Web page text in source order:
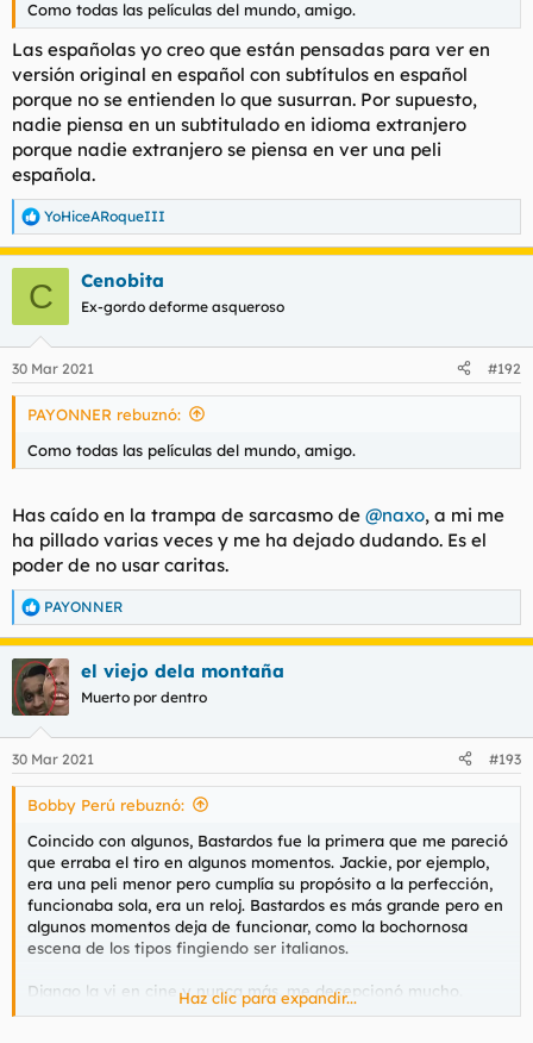
Como todas las películas del mundo, amigo.
Las españolas yo creo que están pensadas para ver en
versión original en español con subtítulos en español
porque no se entienden lo que susurran. Por supuesto,
nadie piensa en un subtitulado en idioma extranjero
porque nadie extranjero se piensa en ver una peli
española.
R
e
a
e
s
YoHiceARoqueIII
C Cenobita
Ex-gordo deforme asqueroso
30 Mar 2021 #192
PAYONNER rebuznó:
Como todas las películas del mundo, amigo.
Has caído en la trampa de sarcasmo de @naxo, a mi me
ha pillado varias veces y me ha dejado dudando. Es el
poder de no usar caritas.
R
e
a
c
c
i
e
s
PAYONNER
el viejo dela montaña
Muerto por dentro
30 Mar 2021 #193
Bobby Perú rebuznó:
Coincido con algunos, Bastardos fue la primera que me pareció
que erraba el tiro en algunos momentos. Jackie, por ejemplo,
era una peli menor pero cumplía su propósito a la perfección,
funcionaba sola, era un reloj. Bastardos es más grande pero en
algunos momentos deja de funcionar, como la bochornosa
escena de los tipos fingiendo ser italianos.
Django la vi en cine y nunca más, me decepcionó mucho.
Haz clic para expandir...